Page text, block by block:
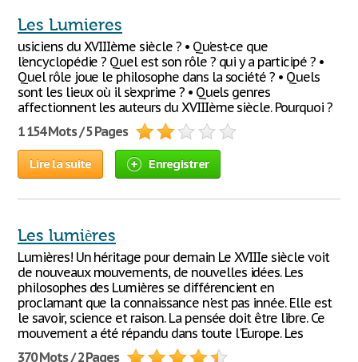
Les Lumieres
usiciens du XVIIIème siècle ? • Qu’est-ce que
l’encyclopédie ? Quel est son rôle ? qui y a participé ? •
Quel rôle joue le philosophe dans la société ? • Quels
sont les lieux où il s’exprime ? • Quels genres
affectionnent les auteurs du XVIIIème siècle. Pourquoi ?
1 154 Mots / 5 Pages
Lire la suite Enregistrer
Les lumières
Lumières! Un héritage pour demain Le XVIIIe siècle voit
de nouveaux mouvements, de nouvelles idées. Les
philosophes des Lumières se différencient en
proclamant que la connaissance n'est pas innée. Elle est
le savoir, science et raison. La pensée doit être libre. Ce
mouvement a été répandu dans toute l'Europe. Les
370 Mots / 2 Pages